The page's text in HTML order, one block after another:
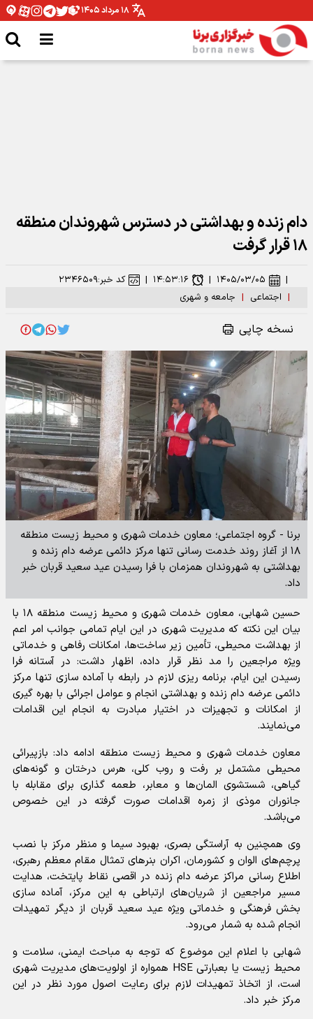
۱۸ مرداد ۱۴۰۵
دام زنده و بهداشتی در دسترس شهروندان منطقه
۱۸ قرار گرفت
| اجتماعی | جامعه و شهری
| ۱۴۰۵/۰۳/۰۵ | ۱۴:۵۳:۱۶ | کد خبر:۲۳۴۶۵۰۹
نسخه چاپی
برنا - گروه اجتماعی؛ معاون خدمات شهری و محیط زیست منطقه
۱۸ از آغاز روند خدمت رسانی تنها مرکز دائمی عرضه دام زنده و
بهداشتی به شهروندان همزمان با فرا رسیدن عید سعید قربان خبر
داد.
حسین شهابی، معاون خدمات شهری و محیط زیست منطقه ۱۸ با
بیان این نکته که مدیریت شهری در این ایام تمامی جوانب امر اعم
از بهداشت محیطی، تأمین زیر ساخت‌ها، امکانات رفاهی و خدماتی
ویژه مراجعین را مد نظر قرار داده، اظهار داشت: در آستانه فرا
رسیدن این ایام، برنامه ریزی لازم در رابطه با آماده سازی تنها مرکز
دائمی عرضه دام زنده و بهداشتی انجام و عوامل اجرائی با بهره گیری
از امکانات و تجهیزات در اختیار مبادرت به انجام این اقدامات
می‌نمایند.
معاون خدمات شهری و محیط زیست منطقه ادامه داد: بازپیرائی
محیطی مشتمل بر رفت و روب کلی، هرس درختان و گونه‌های
گیاهی، شستشوی المان‌ها و معابر، طعمه گذاری برای مقابله با
جانوران موذی از زمره اقدامات صورت گرفته در این خصوص
می‌باشد.
وی همچنین به آراستگی بصری، بهبود سیما و منظر مرکز با نصب
پرچم‌های الوان و کشورمان، اکران بنر‌های تمثال مقام معظم رهبری،
اطلاع رسانی مراکز عرضه دام زنده در اقصی نقاط پایتخت، هدایت
مسیر مراجعین از شریان‌های ارتباطی به این مرکز، آماده سازی
بخش فرهنگی و خدماتی ویژه عید سعید قربان از دیگر تمهیدات
انجام شده به شمار می‌رود.
شهابی با اعلام این موضوع که توجه به مباحث ایمنی، سلامت و
محیط زیست یا بعبارتی HSE همواره از اولویت‌های مدیریت شهری
است، از اتخاذ تمهیدات لازم برای رعایت اصول مورد نظر در این
مرکز خبر داد.